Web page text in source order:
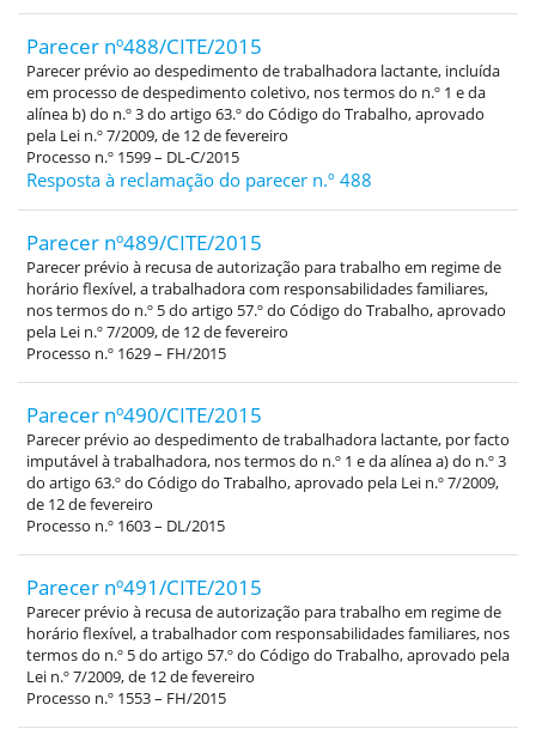
Parecer nº488/CITE/2015
Parecer prévio ao despedimento de trabalhadora lactante, incluída
em processo de despedimento coletivo, nos termos do n.º 1 e da
alínea b) do n.º 3 do artigo 63.º do Código do Trabalho, aprovado
pela Lei n.º 7/2009, de 12 de fevereiro
Processo n.º 1599 – DL-C/2015
Resposta à reclamação do parecer n.º 488
Parecer nº489/CITE/2015
Parecer prévio à recusa de autorização para trabalho em regime de
horário flexível, a trabalhadora com responsabilidades familiares,
nos termos do n.º 5 do artigo 57.º do Código do Trabalho, aprovado
pela Lei n.º 7/2009, de 12 de fevereiro
Processo n.º 1629 – FH/2015
Parecer nº490/CITE/2015
Parecer prévio ao despedimento de trabalhadora lactante, por facto
imputável à trabalhadora, nos termos do n.º 1 e da alínea a) do n.º 3
do artigo 63.º do Código do Trabalho, aprovado pela Lei n.º 7/2009,
de 12 de fevereiro
Processo n.º 1603 – DL/2015
Parecer nº491/CITE/2015
Parecer prévio à recusa de autorização para trabalho em regime de
horário flexível, a trabalhador com responsabilidades familiares, nos
termos do n.º 5 do artigo 57.º do Código do Trabalho, aprovado pela
Lei n.º 7/2009, de 12 de fevereiro
Processo n.º 1553 – FH/2015